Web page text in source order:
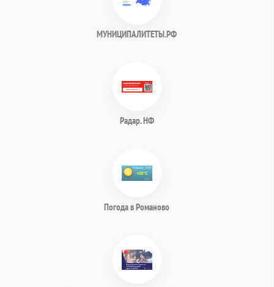
МУНИЦИПАЛИТЕТЫ.РФ
Радар. НФ
Погода в Романово